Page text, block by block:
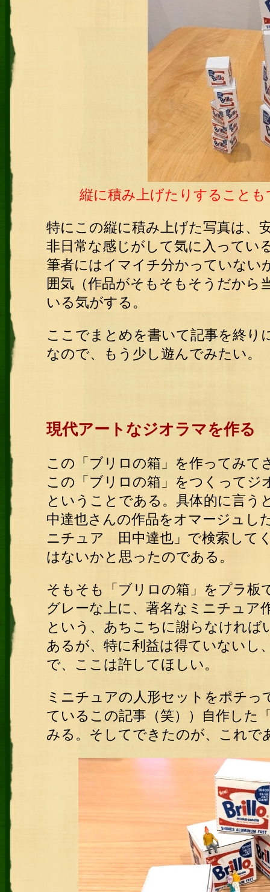
縦に積み上げたりすること
特にこの縦に積み上げた写真は、
非日常な感じがして気に入ってい
筆者にはイマイチ分かっていない
囲気（作品がそもそもそうだから
いる気がする。
ここでまとめを書いて記事を終り
なので、もう少し遊んでみたい。
現代アートなジオラマを作る
この「ブリロの箱」を作ってみて
この「ブリロの箱」をつくって
ということである。具体的に言う
中達也さんの作品をオマージュし
ニチュア 田中達也」で検索して
はないかと思ったのである。
そもそも「ブリロの箱」をプラ板
グレーな上に、著名なミニチュア
という、あちこちに謝らなけれ
あるが、特に利益は得ていないし
で、ここは許してほしい。
ミニチュアの人形セットをポチっ
ているこの記事（笑））自作した
みる。そしてできたのが、これで